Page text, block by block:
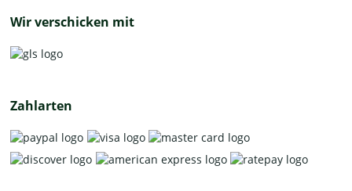
Wir verschicken mit
Zahlarten